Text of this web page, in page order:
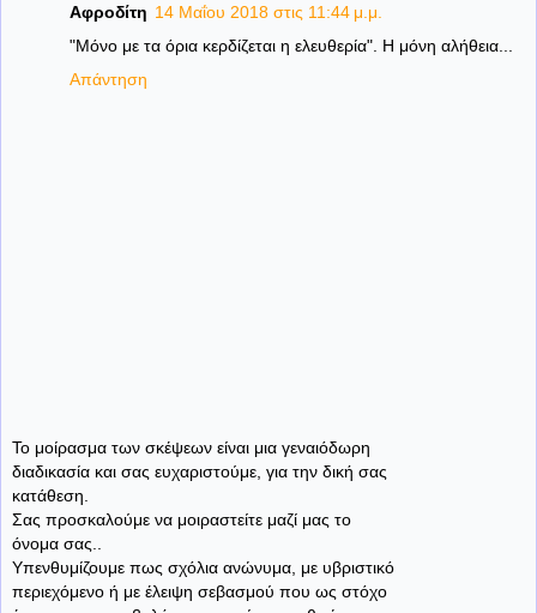
Αφροδίτη 14 Μαΐου 2018 στις 11:44 μ.μ.
"Μόνο με τα όρια κερδίζεται η ελευθερία". Η μόνη αλήθεια...
Απάντηση
Το μοίρασμα των σκέψεων είναι μια γεναιόδωρη
διαδικασία και σας ευχαριστούμε, για την δική σας
κατάθεση.
Σας προσκαλούμε να μοιραστείτε μαζί μας το
όνομα σας..
Υπενθυμίζουμε πως σχόλια ανώνυμα, με υβριστικό
περιεχόμενο ή με έλειψη σεβασμού που ως στόχο